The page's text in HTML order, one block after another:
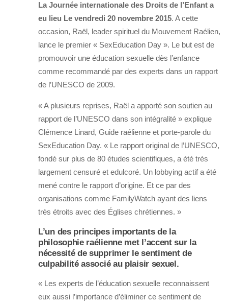
La Journée internationale des Droits de l’Enfant a
eu lieu Le vendredi 20 novembre 2015. A cette
occasion, Raël, leader spirituel du Mouvement Raélien,
lance le premier « SexEducation Day ». Le but est de
promouvoir une éducation sexuelle dès l’enfance
comme recommandé par des experts dans un rapport
de l’UNESCO de 2009.
« A plusieurs reprises, Raël a apporté son soutien au
rapport de l’UNESCO dans son intégralité » explique
Clémence Linard, Guide raélienne et porte-parole du
SexEducation Day. « Le rapport original de l’UNESCO,
fondé sur plus de 80 études scientifiques, a été très
largement censuré et edulcoré. Un lobbying actif a été
mené contre le rapport d’origine. Et ce par des
organisations comme FamilyWatch ayant des liens
très étroits avec des Églises chrétiennes. »
L’un des principes importants de la
philosophie raélienne met l’accent sur la
nécessité de supprimer le sentiment de
culpabilité associé au plaisir sexuel.
« Les experts de l’éducation sexuelle reconnaissent
eux aussi l’importance d’éliminer ce sentiment de